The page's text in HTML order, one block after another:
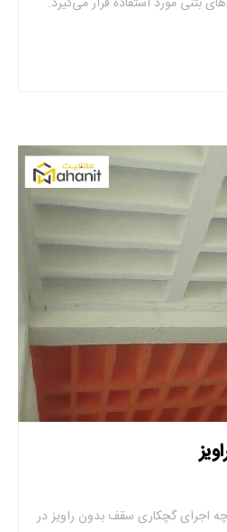
به فرد در طراحی و اجرا، محبوبیت
به برخی از […]
اجرای گچکاری سقف بدون راویز در